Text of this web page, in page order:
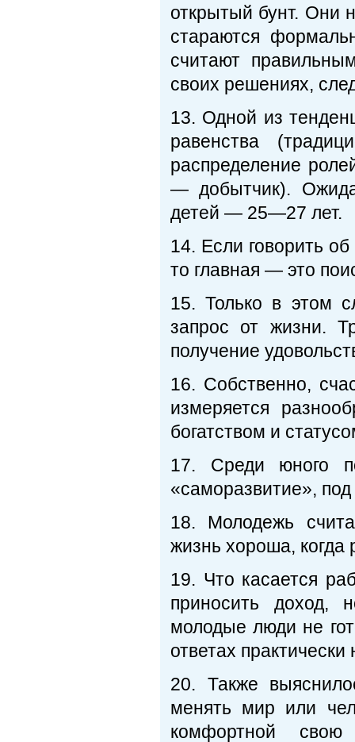
открытый бунт. Они
стараются
считают
своих решениях,
13. Одной из
равенства
распределение
— добытчик).
детей — 25—27 лет.
14. Если говорить
то главная — это
15. Только в этом
запрос от жизни.
получение
16. Собственно,
измеряется
богатством и
17. Среди юного
«саморазвитие»,
18. Молодежь
жизнь хороша, когда
19. Что касается
приносить доход,
молодые люди не
ответах
20. Также
менять мир или
комфортной